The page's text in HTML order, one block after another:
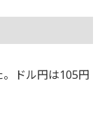
ドル円は105円